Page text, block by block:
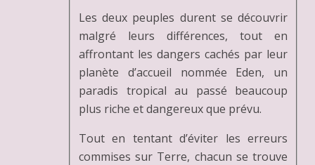
Les deux peuples durent se découvrir
malgré leurs différences, tout en
affrontant les dangers cachés par leur
planète d’accueil nommée Eden, un
paradis tropical au passé beaucoup
plus riche et dangereux que prévu.
Tout en tentant d’éviter les erreurs
commises sur Terre, chacun se trouve